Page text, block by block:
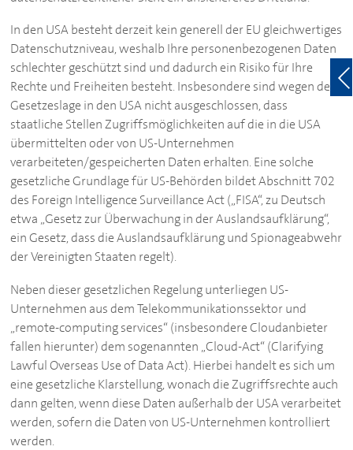
In den USA besteht derzeit kein generell der EU gleichwertiges
Datenschutzniveau, weshalb Ihre personenbezogenen Daten
schlechter geschützt sind und dadurch ein Risiko für Ihre
Rechte und Freiheiten besteht. Insbesondere sind wegen der
Gesetzeslage in den USA nicht ausgeschlossen, dass
staatliche Stellen Zugriffsmöglichkeiten auf die in die USA
übermittelten oder von US-Unternehmen
verarbeiteten/gespeicherten Daten erhalten. Eine solche
gesetzliche Grundlage für US-Behörden bildet Abschnitt 702
des Foreign Intelligence Surveillance Act („FISA“, zu Deutsch
etwa „Gesetz zur Überwachung in der Auslandsaufklärung“,
ein Gesetz, dass die Auslandsaufklärung und Spionageabwehr
der Vereinigten Staaten regelt).
Neben dieser gesetzlichen Regelung unterliegen US-
Unternehmen aus dem Telekommunikationssektor und
„remote-computing services“ (insbesondere Cloudanbieter
fallen hierunter) dem sogenannten „Cloud-Act“ (Clarifying
Lawful Overseas Use of Data Act). Hierbei handelt es sich um
eine gesetzliche Klarstellung, wonach die Zugriffsrechte auch
dann gelten, wenn diese Daten außerhalb der USA verarbeitet
werden, sofern die Daten von US-Unternehmen kontrolliert
werden.